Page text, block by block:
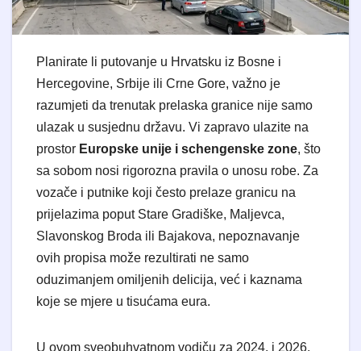
Planirate li putovanje u Hrvatsku iz Bosne i
Hercegovine, Srbije ili Crne Gore, važno je
razumjeti da trenutak prelaska granice nije samo
ulazak u susjednu državu. Vi zapravo ulazite na
prostor Europske unije i schengenske zone, što
sa sobom nosi rigorozna pravila o unosu robe. Za
vozače i putnike koji često prelaze granicu na
prijelazima poput Stare Gradiške, Maljevca,
Slavonskog Broda ili Bajakova, nepoznavanje
ovih propisa može rezultirati ne samo
oduzimanjem omiljenih delicija, već i kaznama
koje se mjere u tisućama eura.
U ovom sveobuhvatnom vodiču za 2024. i 2026.